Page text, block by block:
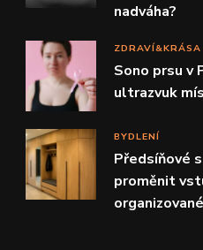
nadváha?
ZDRAVÍ&KRÁSA
Sono prsu v
ultrazvuk
BYDLENÍ
Předsíňové
proměnit